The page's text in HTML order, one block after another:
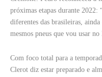
próximas etapas durante 2022:
diferentes das brasileiras,
mesmos pneus que vou usar no
Com foco total para a
Clerot diz estar preparado e